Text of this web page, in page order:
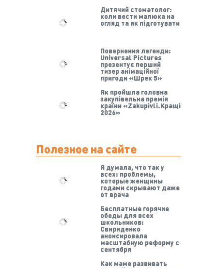
Дитячий стоматолог:
коли вести малюка на
огляд та як підготувати
Повернення легенди:
Universal Pictures
презентує перший
тизер анімаційної
пригоди «Шрек 5»
Як пройшла головна
закупівельна премія
країни «Zakupivli.Кращі
2026»
Полезное на сайте
Я думала, что так у
всех: проблемы,
которые женщины
годами скрывают даже
от врача
Бесплатные горячие
обеды для всех
школьников:
Свириденко
анонсировала
масштабную реформу с
сентября
Как маме развивать